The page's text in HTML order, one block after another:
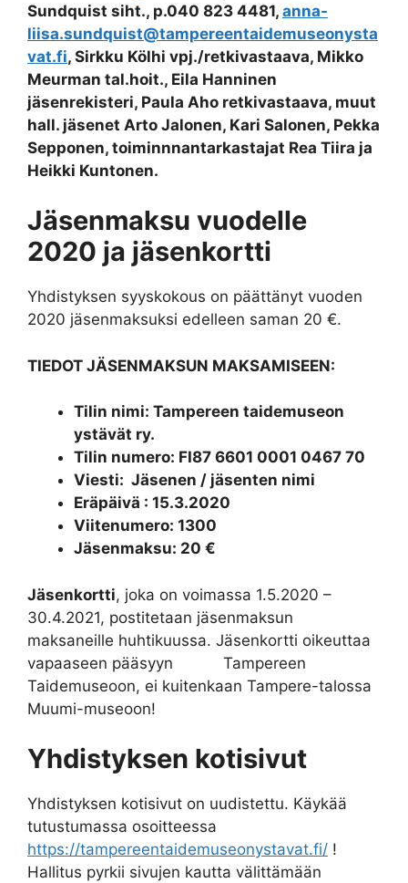
Sundquist siht., p.040 823 4481, anna-
liisa.sundquist@tampereentaidemuseonysta
vat.fi, Sirkku Kölhi vpj./retkivastaava, Mikko
Meurman tal.hoit., Eila Hanninen
jäsenrekisteri, Paula Aho retkivastaava, muut
hall. jäsenet Arto Jalonen, Kari Salonen, Pekka
Sepponen, toiminnnantarkastajat Rea Tiira ja
Heikki Kuntonen.
Jäsenmaksu vuodelle
2020 ja jäsenkortti
Yhdistyksen syyskokous on päättänyt vuoden
2020 jäsenmaksuksi edelleen saman 20 €.
TIEDOT JÄSENMAKSUN MAKSAMISEEN:
Tilin nimi: Tampereen taidemuseon
ystävät ry.
Tilin numero: FI87 6601 0001 0467 70
Viesti: Jäsenen / jäsenten nimi
Eräpäivä : 15.3.2020
Viitenumero: 1300
Jäsenmaksu: 20 €
Jäsenkortti, joka on voimassa 1.5.2020 –
30.4.2021, postitetaan jäsenmaksun
maksaneille huhtikuussa. Jäsenkortti oikeuttaa
vapaaseen pääsyyn Tampereen
Taidemuseoon, ei kuitenkaan Tampere-talossa
Muumi-museoon!
Yhdistyksen kotisivut
Yhdistyksen kotisivut on uudistettu. Käykää
tutustumassa osoitteessa
https://tampereentaidemuseonystavat.fi/ !
Hallitus pyrkii sivujen kautta välittämään